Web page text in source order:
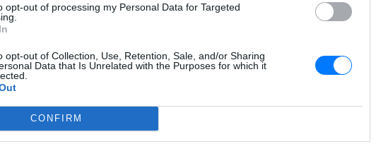
opt-out of processing my Personal Data for Targeted
opt-out of Collection, Use, Retention, Sale, and/or Sharing
Data that Is Unrelated with the Purposes for which it
CONFIRM
ΕΙΔΗΣΕΙΣ
Μακελειό σε
είναι από την κατάσταση. Το
σημαντική έλλειψη στην αγορά, με
με τέσσερις εβδομάδες, τόσο στο
και στα καταστήματα των παρόχων
ΔΙΑΦΗΜΙΣΗ